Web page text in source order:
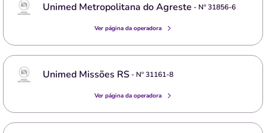
Unimed Metropolitana do Agreste - Nº31856-6
Ver página da operadora
Unimed Missões RS- Nº31161-8
Ver página da operadora